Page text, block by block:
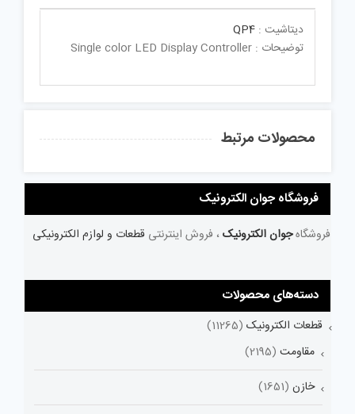
دیتاشیت : QP4
توضیحات : Single color LED Display Controller
محصولات مرتبط
فروشگاه جوان الکترونیک
فروشگاهجوان الکترونیک ، فروش اینترنتی قطعات و لوازم الکترونیکی
دسته‌های محصولات
قطعات الکترونیک (11265)
مقاومت (2195)
خازن (1651)